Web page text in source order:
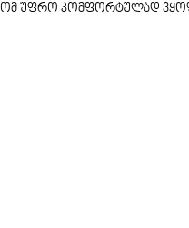
უფრო კომფორტულად